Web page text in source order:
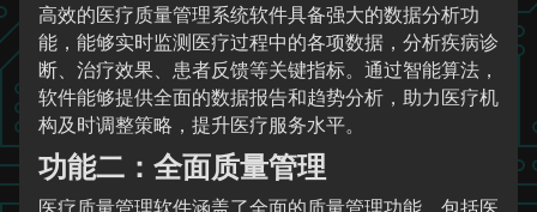
高效的医疗质量管理系统软件具备强大的数据分析功
能，能够实时监测医疗过程中的各项数据，分析疾病诊
断、治疗效果、患者反馈等关键指标。通过智能算法，
软件能够提供全面的数据报告和趋势分析，助力医疗机
构及时调整策略，提升医疗服务水平。
功能二：全面质量管理